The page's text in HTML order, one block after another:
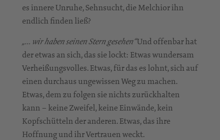
es innere Unruhe, Sehnsucht, die Melchior ihn
endlich finden ließ?
„… wir haben seinen Stern gesehen“Und offenbar hat
der etwas an sich, das sie lockt: Etwas wundersam
Verheißungsvolles. Etwas, für das es lohnt, sich auf
einen durchaus ungewissen Weg zu machen.
Etwas, dem zu folgen sie nichts zurückhalten
kann – keine Zweifel, keine Einwände, kein
Kopfschütteln der anderen. Etwas, das ihre
Hoffnung und ihr Vertrauen weckt.